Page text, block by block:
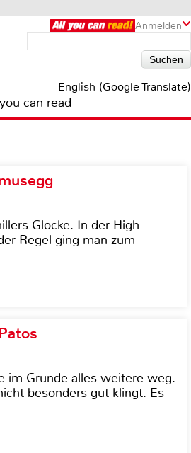
Anmelden
English (Google Translate)
can read
Glocke. In der High
Regel ging man zum
im Grunde alles weitere weg.
besonders gut klingt. Es